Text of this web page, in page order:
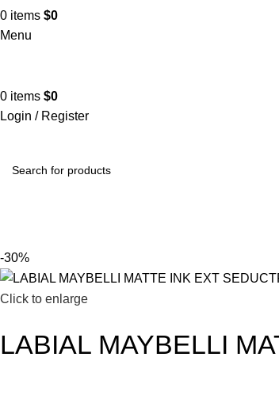
0 items $0
Menu
0 items $0
Login / Register
-30%
Click to enlarge
LABIAL MAYBELLI